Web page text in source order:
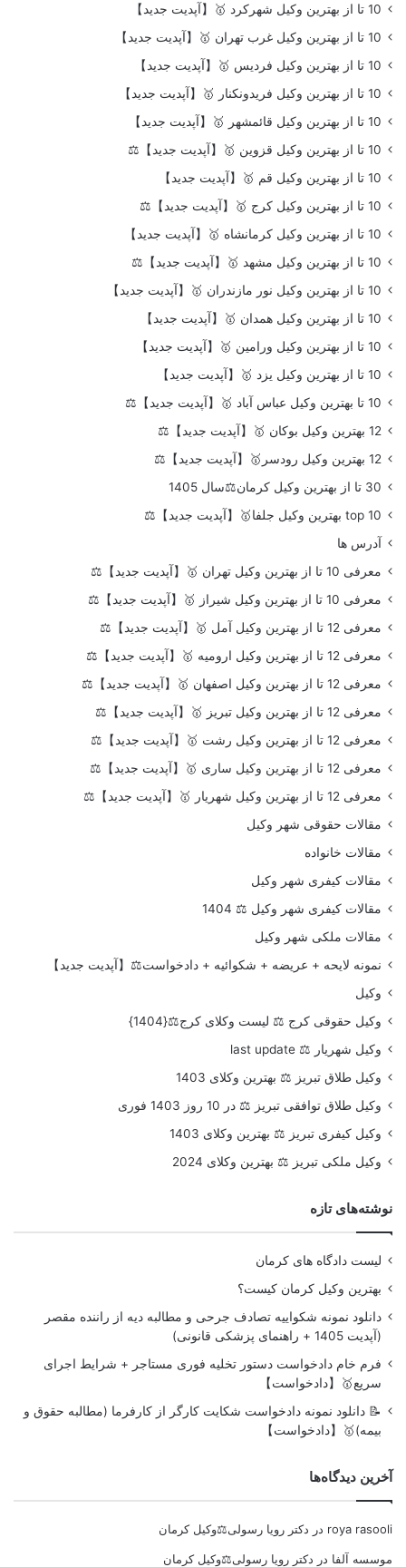
10 تا از بهترین وکیل شهرکرد 🥇【آپدیت جدید】
10 تا از بهترین وکیل غرب تهران 🥇【آپدیت جدید】
10 تا از بهترین وکیل فردیس 🥇【آپدیت جدید】
10 تا از بهترین وکیل فریدونکنار 🥇【آپدیت جدید】
10 تا از بهترین وکیل قائمشهر 🥇【آپدیت جدید】
10 تا از بهترین وکیل قزوین 🥇【آپدیت جدید】⚖️
10 تا از بهترین وکیل قم 🥇【آپدیت جدید】
10 تا از بهترین وکیل کرج 🥇【آپدیت جدید】⚖️
10 تا از بهترین وکیل کرمانشاه 🥇【آپدیت جدید】
10 تا از بهترین وکیل مشهد 🥇【آپدیت جدید】⚖️
10 تا از بهترین وکیل نور مازندران 🥇【آپدیت جدید】
10 تا از بهترین وکیل همدان 🥇【آپدیت جدید】
10 تا از بهترین وکیل ورامین 🥇【آپدیت جدید】
10 تا از بهترین وکیل یزد 🥇【آپدیت جدید】
10 تا بهترین وکیل عباس آباد 🥇【آپدیت جدید】⚖️
12 بهترین وکیل بوکان 🥇【آپدیت جدید】⚖️
12 بهترین وکیل رودسر🥇【آپدیت جدید】⚖️
30 تا از بهترین وکیل کرمان⚖️سال 1405
top 10 بهترین وکیل جلفا🥇【آپدیت جدید】⚖️
آدرس ها
معرفی 10 تا از بهترین وکیل تهران 🥇【آپدیت جدید】⚖️
معرفی 10 تا از بهترین وکیل شیراز 🥇【آپدیت جدید】⚖️
معرفی 12 تا از بهترین وکیل آمل 🥇【آپدیت جدید】⚖️
معرفی 12 تا از بهترین وکیل ارومیه 🥇【آپدیت جدید】⚖️
معرفی 12 تا از بهترین وکیل اصفهان 🥇【آپدیت جدید】⚖️
معرفی 12 تا از بهترین وکیل تبریز 🥇【آپدیت جدید】⚖️
معرفی 12 تا از بهترین وکیل رشت 🥇【آپدیت جدید】⚖️
معرفی 12 تا از بهترین وکیل ساری 🥇【آپدیت جدید】⚖️
معرفی 12 تا از بهترین وکیل شهریار 🥇【آپدیت جدید】⚖️
مقالات حقوقی شهر وکیل
مقالات خانواده
مقالات کیفری شهر وکیل
مقالات کیفری شهر وکیل ⚖️ 1404
مقالات ملکی شهر وکیل
نمونه لایحه + عریضه + شکوائیه + دادخواست⚖️【آپدیت جدید】
وکیل
وکیل حقوقی کرج ⚖️ لیست وکلای کرج⚖️{1404}
وکیل شهریار ⚖️ last update
وکیل طلاق تبریز ⚖️ بهترین وکلای 1403
وکیل طلاق توافقی تبریز ⚖️ در 10 روز 1403 فوری
وکیل کیفری تبریز ⚖️ بهترین وکلای 1403
وکیل ملکی تبریز ⚖️ بهترین وکلای 2024
نوشته‌های تازه
لیست دادگاه های کرمان
بهترین وکیل کرمان کیست؟
دانلود نمونه شکواییه تصادف جرحی و مطالبه دیه از راننده مقصر
(آپدیت 1405 + راهنمای پزشکی قانونی)
فرم خام دادخواست دستور تخلیه فوری مستاجر + شرایط اجرای
سریع🥇【دادخواست】
📝 دانلود نمونه دادخواست شکایت کارگر از کارفرما (مطالبه حقوق و
بیمه)🥇【دادخواست】
آخرین دیدگاه‌ها
roya rasooli در دکتر رویا رسولی⚖️وکیل کرمان
موسسه آلفا در دکتر رویا رسولی⚖️وکیل کرمان